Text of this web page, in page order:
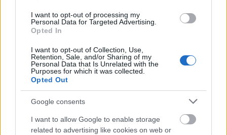
I want to opt-out of processing my
Personal Data for Targeted Advertising.
Opted In
I want to opt-out of Collection, Use,
Retention, Sale, and/or Sharing of my
Personal Data that Is Unrelated with the
Purposes for which it was collected.
Opted Out
Google consents
I want to allow Google to enable storage
related to advertising like cookies on web or